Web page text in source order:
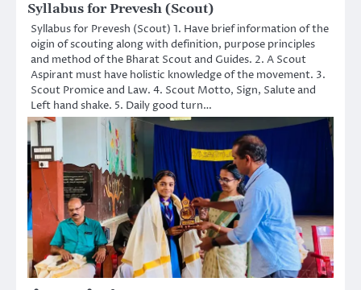
Syllabus for Prevesh (Scout)
Syllabus for Prevesh (Scout) 1. Have brief information of the
oigin of scouting along with definition, purpose principles
and method of the Bharat Scout and Guides. 2. A Scout
Aspirant must have holistic knowledge of the movement. 3.
Scout Promice and Law. 4. Scout Motto, Sign, Salute and
Left hand shake. 5. Daily good turn…